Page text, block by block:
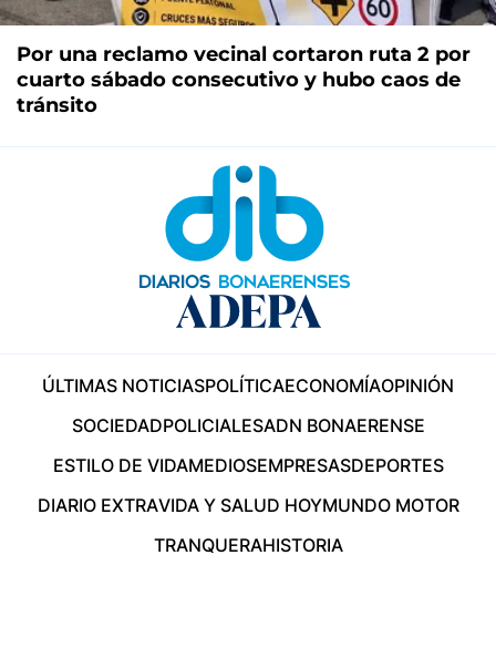
Por una reclamo vecinal cortaron ruta 2 por
cuarto sábado consecutivo y hubo caos de
tránsito
ÚLTIMAS NOTICIASPOLÍTICAECONOMÍAOPINIÓN
SOCIEDADPOLICIALESADN BONAERENSE
ESTILO DE VIDAMEDIOSEMPRESASDEPORTES
DIARIO EXTRAVIDA Y SALUD HOYMUNDO MOTOR
TRANQUERAHISTORIA